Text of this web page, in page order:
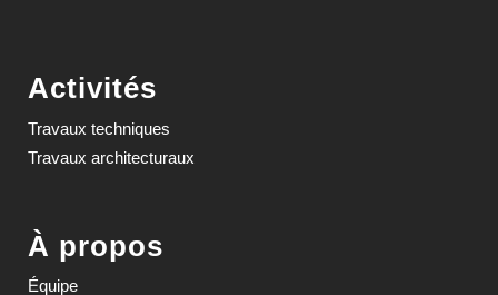
Activités
Travaux techniques
Travaux architecturaux
À propos
Équipe